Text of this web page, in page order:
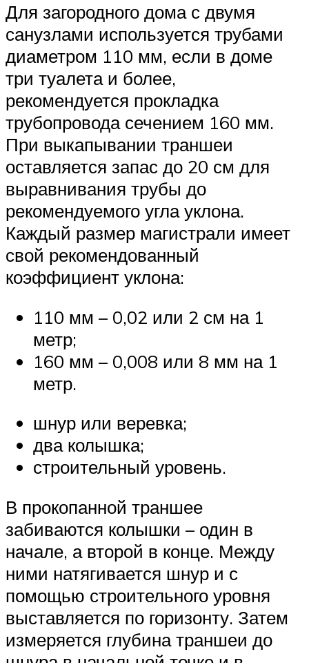
Для загородного дома с двумя
санузлами используется трубами
диаметром 110 мм, если в доме
три туалета и более,
рекомендуется прокладка
трубопровода сечением 160 мм.
При выкапывании траншеи
оставляется запас до 20 см для
выравнивания трубы до
рекомендуемого угла уклона.
Каждый размер магистрали имеет
свой рекомендованный
коэффициент уклона:
110 мм – 0,02 или 2 см на 1
метр;
160 мм – 0,008 или 8 мм на 1
метр.
шнур или веревка;
два колышка;
строительный уровень.
В прокопанной траншее
забиваются колышки – один в
начале, а второй в конце. Между
ними натягивается шнур и с
помощью строительного уровня
выставляется по горизонту. Затем
измеряется глубина траншеи до